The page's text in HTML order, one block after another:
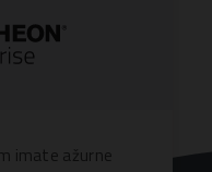
imate ažurne